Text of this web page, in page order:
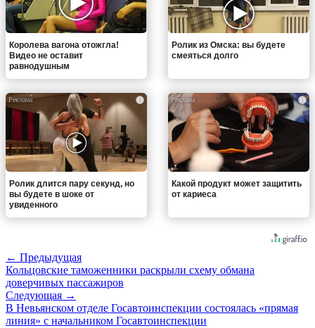
Королева вагона отожгла!
Видео не оставит
равнодушным
Ролик из Омска: вы будете
смеяться долго
i
Ролик длится пару секунд, но
вы будете в шоке от
увиденного
i
Какой продукт может защитить
от кариеса
← Предыдущая
Кольцовские таможенники раскрыли схему обмана
доверчивых пассажиров
Следующая →
В Невьянском отделе Госавтоинспекции состоялась «прямая
линия» с начальником Госавтоинспекции